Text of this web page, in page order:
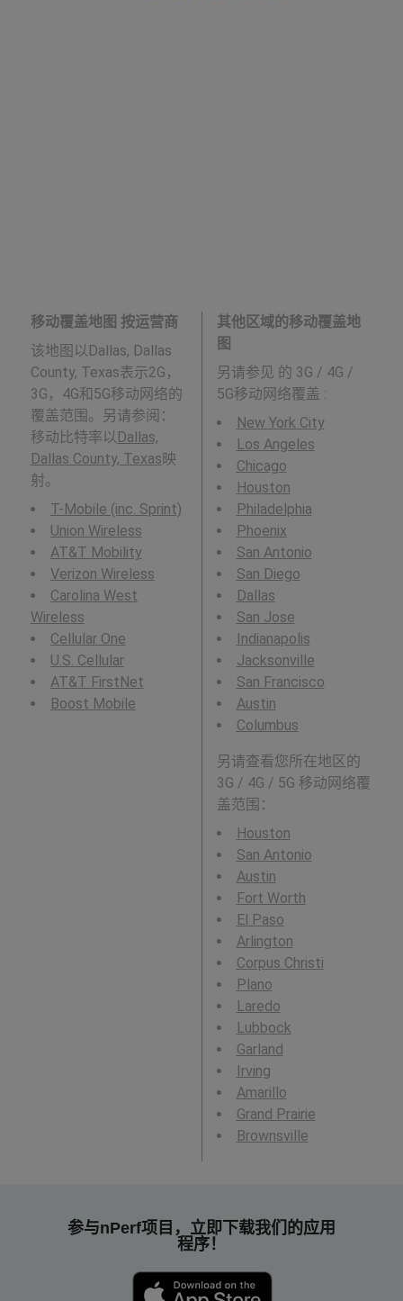
移动覆盖地图 按运营商
该地图以Dallas, Dallas
County, Texas表示2G，
3G，4G和5G移动网络的
覆盖范围。另请参阅：
移动比特率以 Dallas,
Dallas County, Texas映
射。
T-Mobile (inc. Sprint)
Union Wireless
AT&T Mobility
Verizon Wireless
Carolina West
Wireless
Cellular One
U.S. Cellular
AT&T FirstNet
Boost Mobile
其他区域的移动覆盖地
图
另请参见 的 3G / 4G /
5G移动网络覆盖 :
New York City
Los Angeles
Chicago
Houston
Philadelphia
Phoenix
San Antonio
San Diego
Dallas
San Jose
Indianapolis
Jacksonville
San Francisco
Austin
Columbus
另请查看您所在地区的
3G / 4G / 5G 移动网络覆
盖范围：
Houston
San Antonio
Austin
Fort Worth
El Paso
Arlington
Corpus Christi
Plano
Laredo
Lubbock
Garland
Irving
Amarillo
Grand Prairie
Brownsville
参与nPerf项目，立即下载我们的应用
程序！